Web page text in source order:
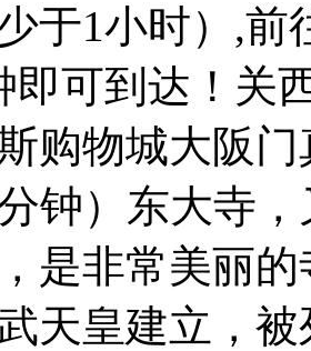
少于1小时）,
即可到达！关
购物城大阪
钟）东大寺
是非常美丽
天皇建立，